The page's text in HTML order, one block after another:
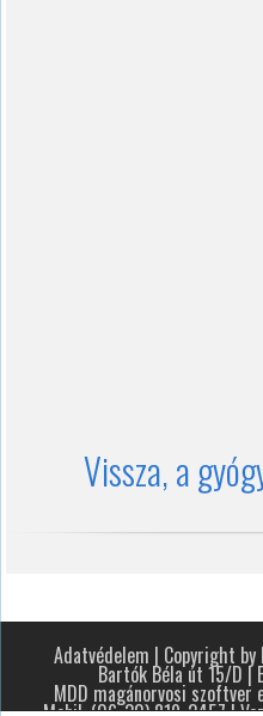
Vissza, a
Adatvédelem | Copyright
Bartók Béla út 15/D |
MDD magánorvosi